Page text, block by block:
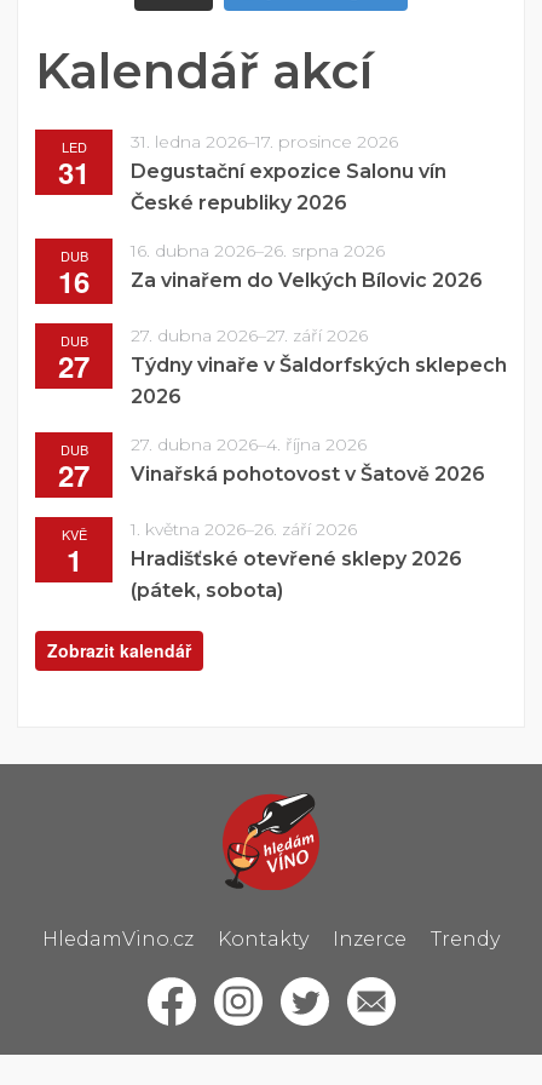
Kalendář akcí
LED
31
31. ledna 2026–17. prosince 2026
Degustační expozice Salonu vín
České republiky 2026
DUB
16
16. dubna 2026–26. srpna 2026
Za vinařem do Velkých Bílovic 2026
DUB
27
27. dubna 2026–27. září 2026
Týdny vinaře v Šaldorfských sklepech
2026
DUB
27
27. dubna 2026–4. října 2026
Vinařská pohotovost v Šatově 2026
KVĚ
1
1. května 2026–26. září 2026
Hradišťské otevřené sklepy 2026
(pátek, sobota)
Zobrazit kalendář
HledamVino.cz Kontakty Inzerce Trendy